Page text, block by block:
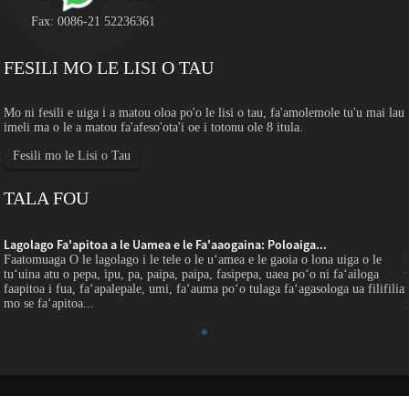
Fax: 0086-21 52236361
FESILI MO LE LISI O TAU
Mo ni fesili e uiga i a matou oloa po'o le lisi o tau, fa'amolemole tu'u mai lau
imeli ma o le a matou fa'afeso'ota'i oe i totonu ole 8 itula.
Fesili mo le Lisi o Tau
TALA FOU
Lagolago Fa'apitoa a le Uamea e le Fa'aaogaina: Poloaiga...
Faatomuaga O le lagolago i le tele o le uʻamea e le gaoia o lona uiga o le
tuʻuina atu o pepa, ipu, pa, paipa, paipa, fasipepa, uaea poʻo ni faʻailoga
faapitoa i fua, faʻapalepale, umi, faʻauma poʻo tulaga faʻagasologa ua filifilia
mo se faʻapitoa...